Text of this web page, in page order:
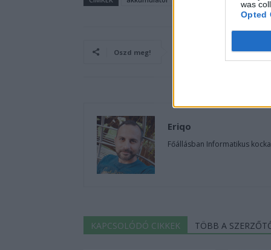
was
Opted
Oszd meg!
Eriqo
Főállásban Informatikus
KAPCSOLÓDÓ CIKKEK TÖBB A